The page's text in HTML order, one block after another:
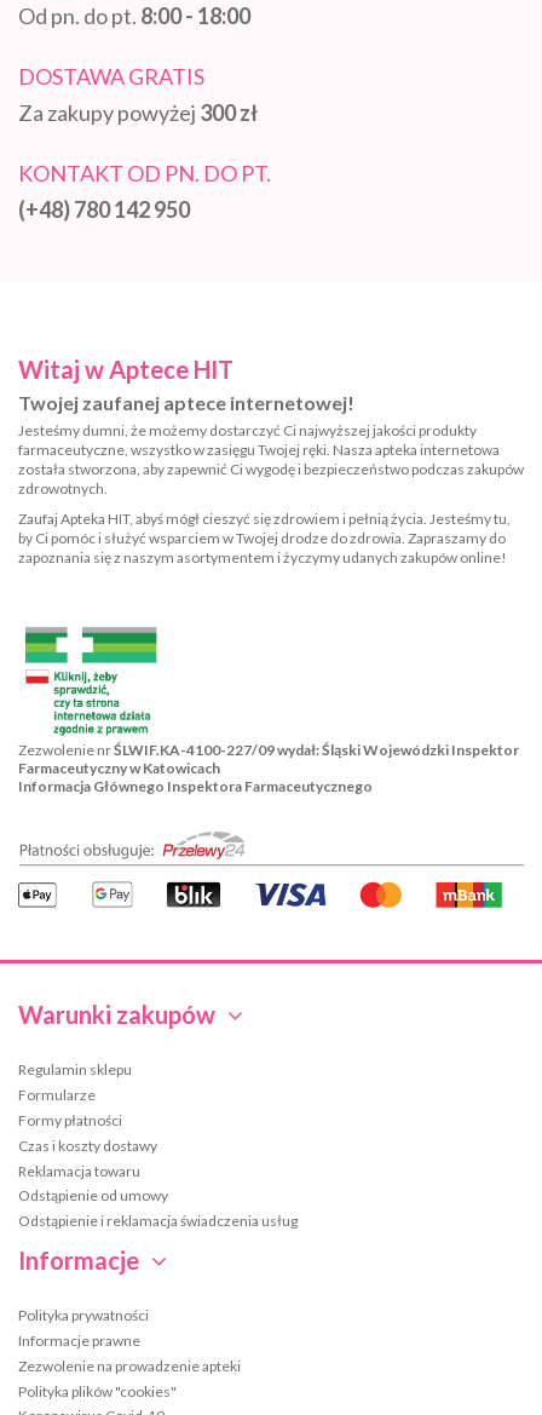
Od pn. do pt. 8:00 - 18:00
DOSTAWA GRATIS
Za zakupy powyżej 300 zł
KONTAKT OD PN. DO PT.
(+48) 780 142 950
Warunki zakupów
Regulamin sklepu
Formularze
Formy płatności
Czas i koszty dostawy
Reklamacja towaru
Odstąpienie od umowy
Odstąpienie i reklamacja świadczenia usług
Informacje
Polityka prywatności
Informacje prawne
Zezwolenie na prowadzenie apteki
Polityka plików "cookies"
Witaj w Aptece HIT
Twojej zaufanej aptece internetowej!
Jesteśmy dumni, że możemy dostarczyć Ci najwyższej jakości produkty
farmaceutyczne, wszystko w zasięgu Twojej ręki. Nasza apteka internetowa
została stworzona, aby zapewnić Ci wygodę i bezpieczeństwo podczas zakupów
zdrowotnych.
Zaufaj Apteka HIT, abyś mógł cieszyć się zdrowiem i pełnią życia. Jesteśmy tu,
by Ci pomóc i służyć wsparciem w Twojej drodze do zdrowia. Zapraszamy do
zapoznania się z naszym asortymentem i życzymy udanych zakupów online!
Zezwolenie nrŚLWIF.KA-4100-227/09 wydał: Śląski Wojewódzki Inspektor
Farmaceutyczny w Katowicach
Informacja Głównego Inspektora Farmaceutycznego